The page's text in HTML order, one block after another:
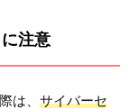
注意
は、 サイバーセ